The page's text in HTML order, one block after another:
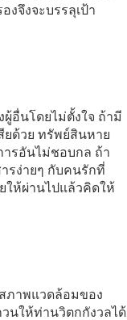
จึงจะบรรลุเป้า
อื่นโดยไม่ตั้งใจ ถ้ามี
ยด้วย ทรัพย์สินหาย
รอันไม่ชอบกล ถ้า
รง่ายๆ กับคนรักที่
ให้ผ่านไปแล้วคิดให้
ภาพแวดล้อมของ
นให้ท่านวิตกกังวลได้